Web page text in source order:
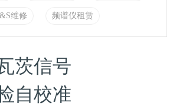
维修 频谱仪租赁
茨信号
自校准